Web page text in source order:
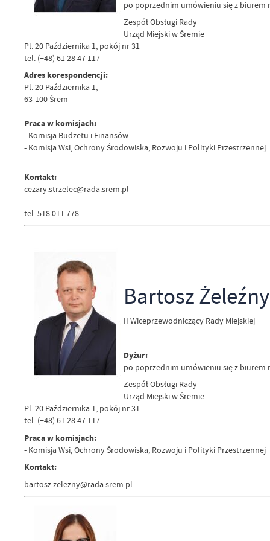
po poprzednim umówieniu się z biurem
Zespół Obsługi Rady
Urząd Miejski w Śremie
Pl. 20 Października 1, pokój nr 31
tel. (+48) 61 28 47 117
Adres korespondencji:
Pl. 20 Października 1,
63-100 Śrem
Praca w komisjach:
- Komisja Budżetu i Finansów
- Komisja Wsi, Ochrony Środowiska, Rozwoju i Polityki Przestrzennej
Kontakt:
cezary.strzelec@rada.srem.pl
tel. 518 011 778
Bartosz Żeleźny
II Wiceprzewodniczący Rady Miejskiej
Dyżur:
po poprzednim umówieniu się z biurem
Zespół Obsługi Rady
Urząd Miejski w Śremie
Pl. 20 Października 1, pokój nr 31
tel. (+48) 61 28 47 117
Praca w komisjach:
- Komisja Wsi, Ochrony Środowiska, Rozwoju i Polityki Przestrzennej
Kontakt:
bartosz.zelezny@rada.srem.pl